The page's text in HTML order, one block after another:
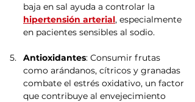
baja en sal ayuda a controlar la
hipertensión arterial, especialmente
en pacientes sensibles al sodio.
Antioxidantes: Consumir frutas
como arándanos, cítricos y granadas
combate el estrés oxidativo, un factor
que contribuye al envejecimiento